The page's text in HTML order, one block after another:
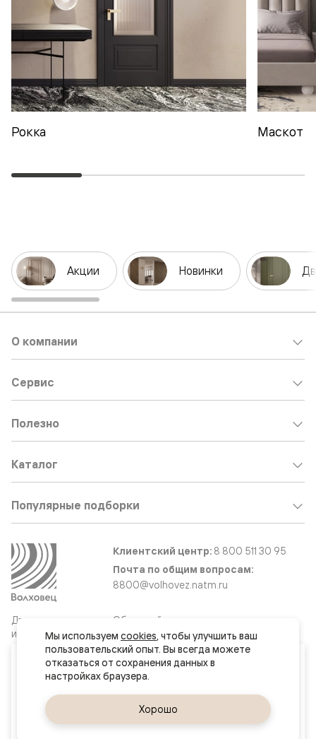
Ваш город
Челябинск
Рокка Маскот
Акции Новинки
Двери
и интерьерные
решения
О компании
Сервис
Полезно
Каталог
Популярные подборки
Клиентский центр: 8 800 511 30 95
Почта по общим вопросам:
8800@volhovez.natm.ru
Обратный звонок
Сайт не является публичной офертой
Правовая информация
Мы используем cookies, чтобы улучшить ваш
пользовательский опыт. Вы всегда можете
отказаться от сохранения данных в
Хорошо